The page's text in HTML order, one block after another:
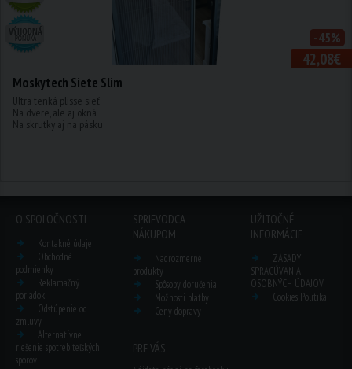
42,08€
-45%
Moskytech Siete Slim
Ultra tenká plisse sieť
Na dvere, ale aj okná
Na skrutky aj na pásku
O SPOLOČNOSTI
Kontakné údaje
Obchodné
podmienky
Reklamačný
poriadok
Odstúpenie od
zmluvy
Alternatívne
riešenie spotrebiteľských
sporov
SPRIEVODCA
NÁKUPOM
Nadrozmerné
produkty
Spôsoby doručenia
Možnosti platby
Ceny dopravy
UŽITOČNÉ
INFORMÁCIE
ZÁSADY
SPRACÚVANIA
OSOBNÝCH ÚDAJOV
Cookies Politika
PRE VÁS